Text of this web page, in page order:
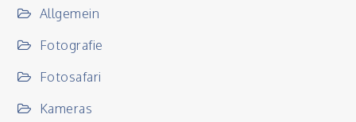
Allgemein
Fotografie
Fotosafari
Kameras